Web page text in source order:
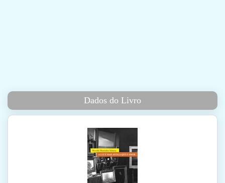
Dados do Livro